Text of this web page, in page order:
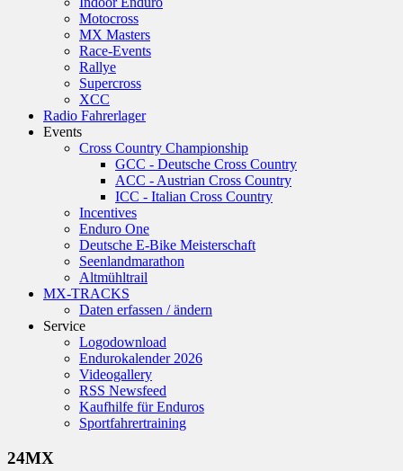
Motocross
MX Masters
Race-Events
Rallye
Supercross
XCC
Radio Fahrerlager
Events
Cross Country Championship
GCC - Deutsche Cross Country
ACC - Austrian Cross Country
ICC - Italian Cross Country
Incentives
Enduro One
Deutsche E-Bike Meisterschaft
Seenlandmarathon
Altmühltrail
MX-TRACKS
Daten erfassen / ändern
Service
Logodownload
Endurokalender 2026
Videogallery
RSS Newsfeed
Kaufhilfe für Enduros
Sportfahrertraining
24MX